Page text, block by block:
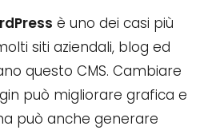
è uno dei casi più
siti aziendali, blog ed
questo CMS. Cambiare
può migliorare grafica e
può anche generare